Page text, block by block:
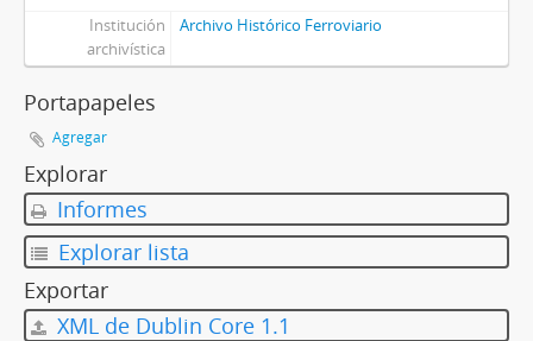
Institución
archivística
Archivo Histórico Ferroviario
Portapapeles
Agregar
Explorar
Informes
Explorar lista
Exportar
XML de Dublin Core 1.1